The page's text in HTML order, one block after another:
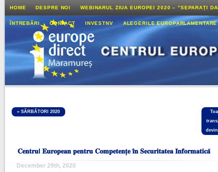
HOME DESPRE NOI WEBINARUL ZIUA EUROPEI 2020 – ”SEPARAȚI
ÎNTREBĂRI CONTACT INVESTNV ALEGERILE
«SĂRBĂTORI 2020
𝐂𝐞𝐧𝐭𝐫𝐮l 𝐄𝐮𝐫𝐨𝐩𝐞𝐚𝐧 𝐩𝐞𝐧𝐭𝐫𝐮 𝐂𝐨𝐦𝐩𝐞𝐭𝐞𝐧𝐭̦𝐞 𝐢̂𝐧 𝐒𝐞𝐜𝐮𝐫𝐢𝐭𝐚𝐭𝐞𝐚 𝐈𝐧𝐟𝐨𝐫𝐦𝐚𝐭𝐢𝐜𝐚̆
December 29th, 2020